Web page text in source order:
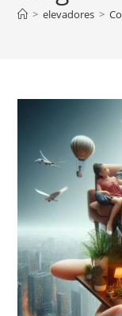
> elevadores >